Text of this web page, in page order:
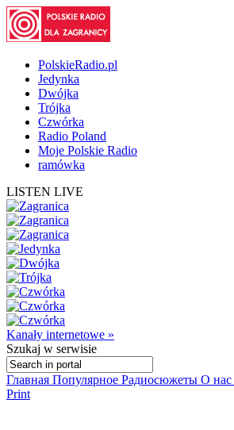
PolskieRadio.pl
Jedynka
Dwójka
Trójka
Czwórka
Radio Poland
Moje Polskie Radio
ramówka
LISTEN LIVE
Kanały internetowe »
Szukaj w serwisie
Главная Популярное Радиосюжеты О нас
Print